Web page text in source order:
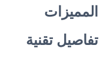
المميزات
تفاصيل تقنية